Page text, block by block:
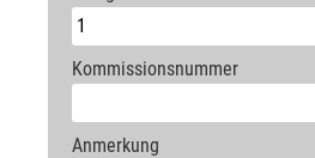
Kommissionsnummer
Anmerkung